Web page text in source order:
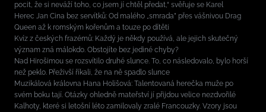
pocit, že si neváží toho, co jsem jí chtěl předat,“ svěřuje se Karel
Herec Jan Cina bez servítků: Od malého „smrada” přes vášnivou Drag
Queen až k romským kořenům a touze po dítěti
Kvíz z českých frazémů: Každý je někdy používá, ale jejich skutečný
význam zná málokdo. Obstojíte bez jediné chyby?
Nad Hirošimou se rozsvítilo druhé slunce. To, co následovalo, bylo horší
než peklo. Přeživší říkali, že na ně spadlo slunce
Muzikálová královna Hana Holišová: Talentovaná herečka muže po
svém boku tají. Otázky ohledně mateřství jí přijdou velice nezdvořilé
Kalhoty, které si letošní léto zamilovaly zralé Francouzky. Vzory jsou